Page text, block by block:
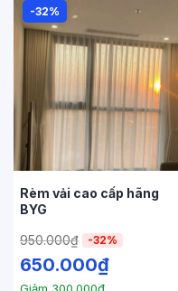
-32%
Rèm vải cao cấp hãng
BYG
950.000₫ -32%
650.000₫
Giảm 300.000₫